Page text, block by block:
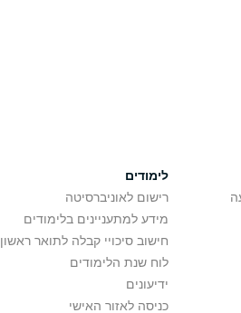
לימודים
רישום לאוניברסיטה
מידע למתעניינים בלימודים
חישוב סיכויי קבלה לתואר ראשון
לוח שנת הלימודים
ידיעונים
כניסה לאזור האישי